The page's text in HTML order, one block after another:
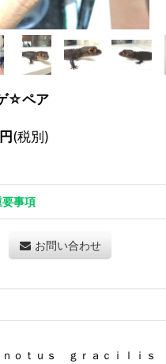
☆ペア
円(税別)
事項
お問い合わせ
ｏｔｕｓ ｇｒａｃｉｌｉｓ